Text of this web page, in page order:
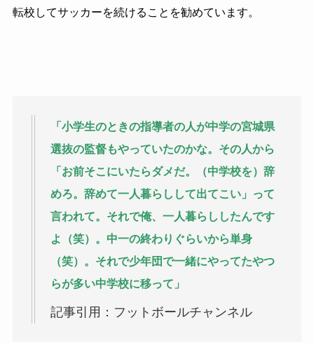
転校してサッカーを続けることを勧めています。
「小学生のときの指導者の人が中学の宮城県
選抜の監督もやっていたのかな。その人から
「お前そこにいたらダメだ。（中学校を）辞
めろ。辞めて一人暮らしして出てこい」って
言われて。それで俺、一人暮らししたんです
よ（笑）。中一の終わりぐらいから単身
（笑）。それで少年団で一緒にやってたやつ
らが多い中学校に移って」
記事引用：フットボールチャンネル